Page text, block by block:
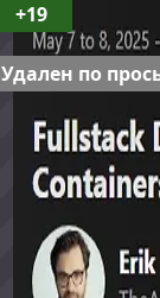
+19
Удален по